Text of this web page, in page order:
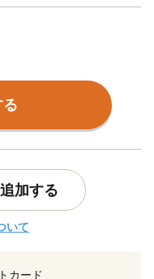
加する
いて
カード